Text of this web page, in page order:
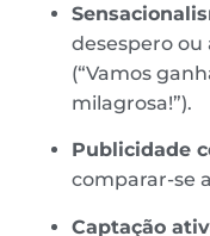
desespero
(“Vamos
milagrosa!”).
Publicidade
comparar-se
Captação